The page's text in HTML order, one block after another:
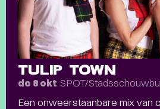
TULIP TOWN
do 8 okt SPOT/
Een onweerstaanbare mix van